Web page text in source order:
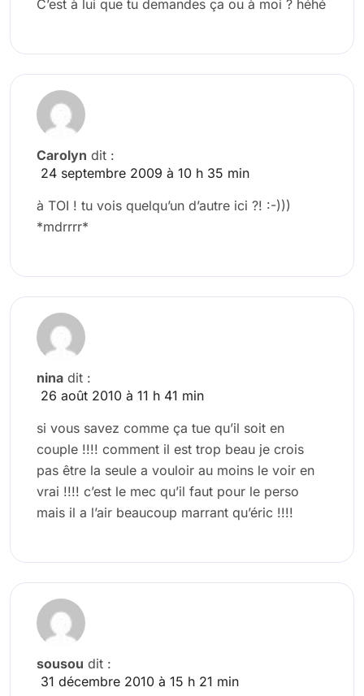
C’est à lui que tu demandes ça ou à moi ? héhé
Carolyn dit :
24 septembre 2009 à 10 h 35 min
à TOI ! tu vois quelqu’un d’autre ici ?! :-)))
*mdrrrr*
nina dit :
26 août 2010 à 11 h 41 min
si vous savez comme ça tue qu’il soit en
couple !!!! comment il est trop beau je crois
pas être la seule a vouloir au moins le voir en
vrai !!!! c’est le mec qu’il faut pour le perso
mais il a l’air beaucoup marrant qu’éric !!!!
sousou dit :
31 décembre 2010 à 15 h 21 min